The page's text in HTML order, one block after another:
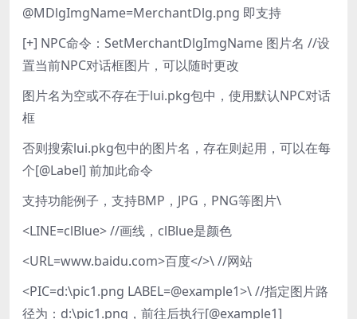
@MDlgImgName=MerchantDlg.png 即支持
[+] NPC命令：SetMerchantDlgImgName 图片名 //设
置当前NPC对话框图片，可以随时更改
图片名为空或不存在于lui.pkg包中，使用默认NPC对话
框
否则搜索lui.pkg包中的图片名，存在则起用，可以在每
个[@Label] 前加此命令
支持功能例子，支持BMP，JPG，PNG等图片\
<LINE=clBlue> //画线，clBlue是颜色
<URL=www.baidu.com>百度</>\ //网站
<PIC=d:\pic1.png LABEL=@example1>\ //指定图片路
径为：d:\pic1.png，前往后执行[@example1]